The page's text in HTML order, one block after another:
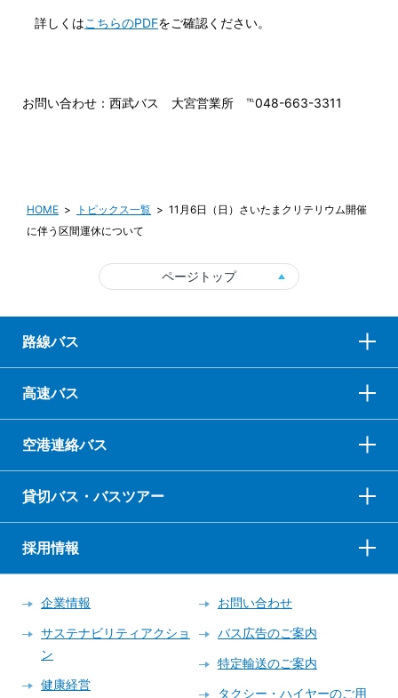
詳しくはこちらのPDFをご確認ください。
お問い合わせ：西武バス 大宮営業所 ℡048-663-3311
HOME トピックス一覧
11月6日（日）さいたまクリテリウム開催
に伴う区間運休について
ページトップ
路線バス
高速バス
空港連絡バス
貸切バス・バスツアー
採用情報
企業情報
サステナビリティアクショ
ン
健康経営
お問い合わせ
バス広告のご案内
特定輸送のご案内
タクシー・ハイヤーのご用